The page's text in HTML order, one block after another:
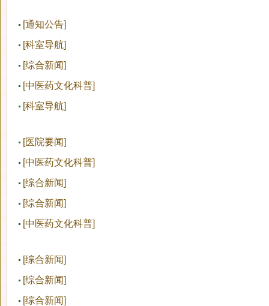
[通知公告]
迎新年，庆“双节”关爱女性盆底健康 —新晃县中医医院妇
[科室导航]
妇产科
[综合新闻]
不孕患者的福音一新晃县中医医院成功开展四维子宫输卵
[中医药文化科普]
妇产科手术后尿潴留的护理
[科室导航]
[医院要闻]
你的童年快乐，我的真心呵护——新晃县中医医院为住院
[中医药文化科普]
先进技术（宫腔镜）呵护女性健康 ————科技开创微创
[综合新闻]
我与科室共成长
[综合新闻]
病房里的儿童节—县中医医院为住院患儿庆祝“六一”儿童节
[中医药文化科普]
[综合新闻]
妇产科的除夕夜
[综合新闻]
新宁县中医医院来我县中医医院 交流学习
[综合新闻]